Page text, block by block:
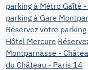
parking à Métro Gaîté
parking à Gare
Réservez votre
Hôtel Mercure
Montparnasse -
du Château - Paris 14